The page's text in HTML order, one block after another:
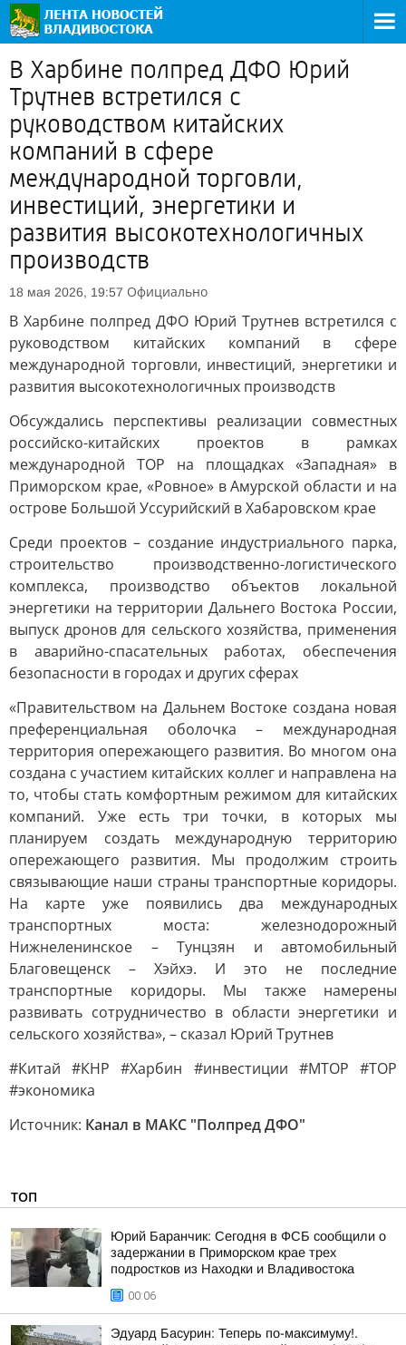
В Харбине полпред ДФО Юрий
Трутнев встретился с
руководством китайских
компаний в сфере
международной торговли,
инвестиций, энергетики и
развития высокотехнологичных
производств
18 мая 2026, 19:57 Официально
В Харбине полпред ДФО Юрий Трутнев встретился с
руководством китайских компаний в сфере
международной торговли, инвестиций, энергетики и
развития высокотехнологичных производств
Обсуждались перспективы реализации совместных
российско-китайских проектов в рамках
международной ТОР на площадках «Западная» в
Приморском крае, «Ровное» в Амурской области и на
острове Большой Уссурийский в Хабаровском крае
Среди проектов – создание индустриального парка,
строительство производственно-логистического
комплекса, производство объектов локальной
энергетики на территории Дальнего Востока России,
выпуск дронов для сельского хозяйства, применения
в аварийно-спасательных работах, обеспечения
безопасности в городах и других сферах
«Правительством на Дальнем Востоке создана новая
преференциальная оболочка – международная
территория опережающего развития. Во многом она
создана с участием китайских коллег и направлена на
то, чтобы стать комфортным режимом для китайских
компаний. Уже есть три точки, в которых мы
планируем создать международную территорию
опережающего развития. Мы продолжим строить
связывающие наши страны транспортные коридоры.
На карте уже появились два международных
транспортных моста: железнодорожный
Нижнеленинское – Тунцзян и автомобильный
Благовещенск – Хэйхэ. И это не последние
транспортные коридоры. Мы также намерены
развивать сотрудничество в области энергетики и
сельского хозяйства», – сказал Юрий Трутнев
#Китай #КНР #Харбин #инвестиции #МТОР #ТОР
#экономика
Источник: Канал в МАКС "Полпред ДФО"
ТОП
Юрий Баранчик: Сегодня в ФСБ сообщили о
задержании в Приморском крае трех
подростков из Находки и Владивостока
00:06
Эдуард Басурин: Теперь по-максимуму!.